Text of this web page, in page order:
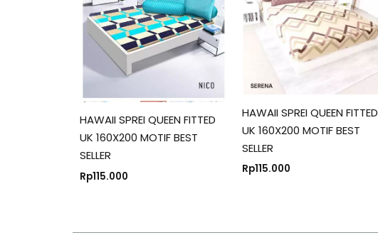
HAWAII SPREI QUEEN FITTED
UK 160X200 MOTIF BEST
SELLER
Rp115.000
HAWAII SPREI QUEEN FITTED
UK 160X200 MOTIF BEST
SELLER
Rp115.000